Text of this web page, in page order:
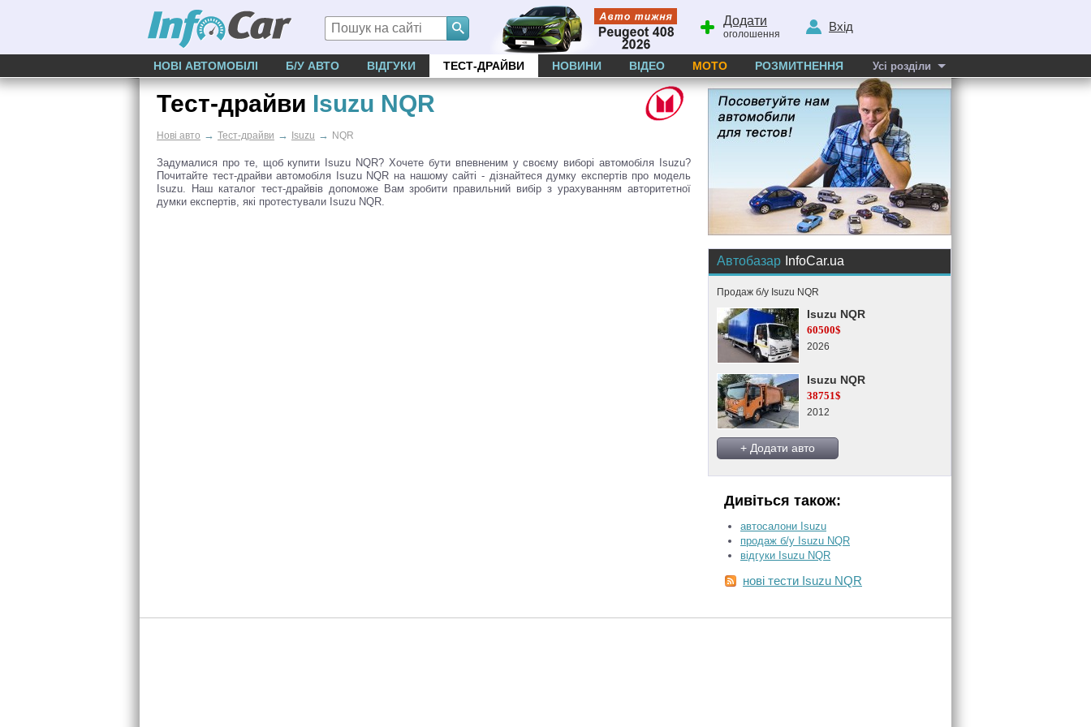
Додати
оголошення
Вхід
НОВІ АВТОМОБІЛІ Б/У АВТО ВІДГУКИ ТЕСТ-ДРАЙВИ НОВИНИ ВІДЕО МОТО РОЗМИТНЕННЯ Усі розділи
Тест-драйви Isuzu NQR
Нові авто → Тест-драйви → Isuzu → NQR
Задумалися про те, щоб купити Isuzu NQR? Хочете бути впевненим у своєму виборі автомобіля Isuzu?
Почитайте тест-драйви автомобіля Isuzu NQR на нашому сайті - дізнайтеся думку експертів про модель
Isuzu. Наш каталог тест-драйвів допоможе Вам зробити правильний вибір з урахуванням авторитетної
думки експертів, які протестували Isuzu NQR.
Автобазар InfoCar.ua
Продаж б/у Isuzu NQR
Isuzu NQR
60500$
2026
Isuzu NQR
38751$
2012
+ Додати авто
Дивіться також:
автосалони Isuzu
продаж б/у Isuzu NQR
відгуки Isuzu NQR
нові тести Isuzu NQR